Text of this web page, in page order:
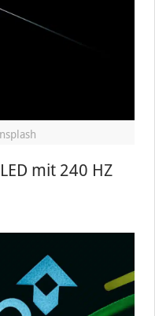
mit 240 HZ